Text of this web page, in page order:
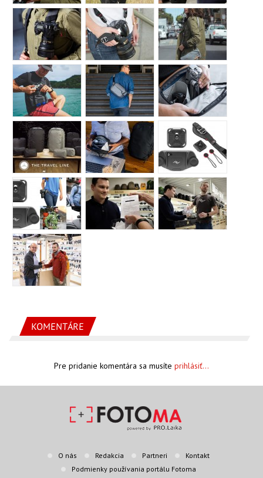
KOMENTÁRE
Pre pridanie komentára sa musíte prihlásiť...
O nás Redakcia Partneri
Kontakt
Podmienky používania portálu Fotoma